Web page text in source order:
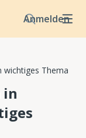
Anmelden
wichtiges Thema
in